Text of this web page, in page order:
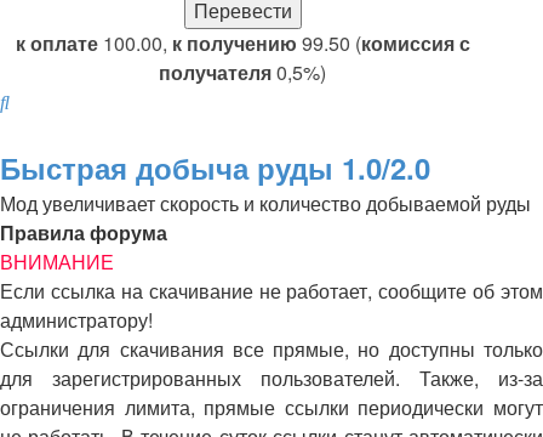
к оплате100.00, к получению 99.50 (комиссия с
получателя0,5%)
Поиск
Быстрая добыча руды 1.0/2.0
Мод увеличивает скорость и количество добываемой руды
Правила форума
ВНИМАНИЕ
Если ссылка на скачивание не работает, сообщите об этом
администратору!
Ссылки для скачивания все прямые, но доступны только
для зарегистрированных пользователей. Также, из-за
ограничения лимита, прямые ссылки периодически могут